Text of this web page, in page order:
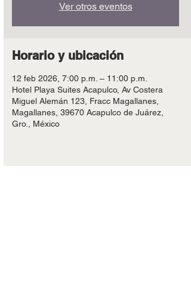
Ver otros eventos
Horario y ubicación
12 feb 2026, 7:00 p.m. – 11:00 p.m.
Hotel Playa Suites Acapulco, Av Costera
Miguel Alemán 123, Fracc Magallanes,
Magallanes, 39670 Acapulco de Juárez,
Gro., México